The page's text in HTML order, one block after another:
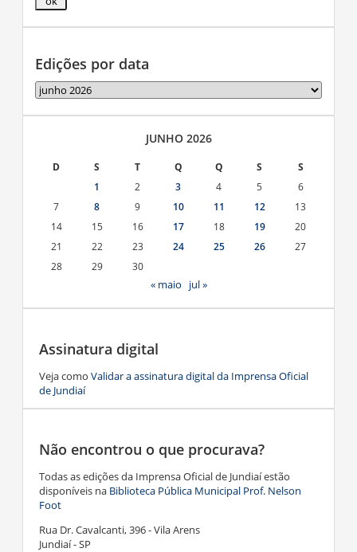
Edições por data
Edições
por
data
JUNHO 2026
D S T Q Q S
S
1
2 3 4 5
6
7
8 9 10 11 12
13
14
15 16 17 18 19
20
21
22 23 24 25 26
27
28
29 30
« maio jul »
Assinatura digital
Veja como Validar a assinatura digital da Imprensa Oficial
de Jundiaí
Não encontrou o que procurava?
Todas as edições da Imprensa Oficial de Jundiaí estão
disponíveis na Biblioteca Pública Municipal Prof. Nelson
Foot
Rua Dr. Cavalcanti, 396 - Vila Arens
Jundiaí - SP